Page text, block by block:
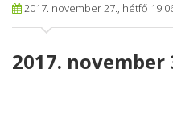
2017. november 27., hétfő
2017. november